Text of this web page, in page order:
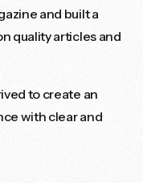
and built a
quality articles and
to create an
with clear and